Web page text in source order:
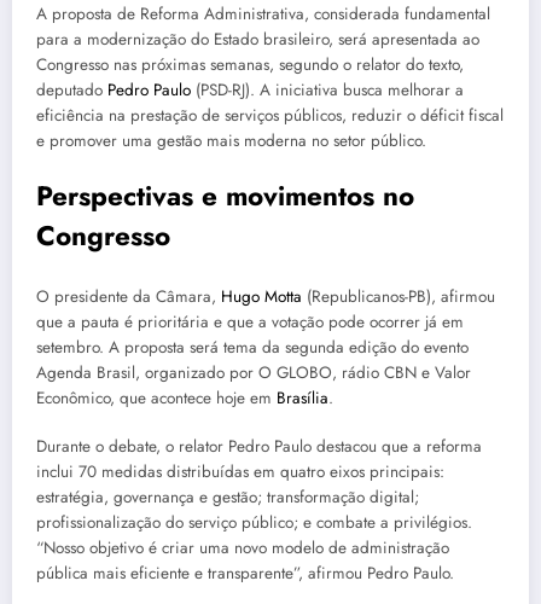
A proposta de Reforma Administrativa, considerada fundamental
para a modernização do Estado brasileiro, será apresentada ao
Congresso nas próximas semanas, segundo o relator do texto,
deputado Pedro Paulo (PSD-RJ). A iniciativa busca melhorar a
eficiência na prestação de serviços públicos, reduzir o déficit fiscal
e promover uma gestão mais moderna no setor público.
Perspectivas e movimentos no
Congresso
O presidente da Câmara, Hugo Motta (Republicanos-PB), afirmou
que a pauta é prioritária e que a votação pode ocorrer já em
setembro. A proposta será tema da segunda edição do evento
Agenda Brasil, organizado por O GLOBO, rádio CBN e Valor
Econômico, que acontece hoje em Brasília.
Durante o debate, o relator Pedro Paulo destacou que a reforma
inclui 70 medidas distribuídas em quatro eixos principais:
estratégia, governança e gestão; transformação digital;
profissionalização do serviço público; e combate a privilégios.
“Nosso objetivo é criar uma novo modelo de administração
pública mais eficiente e transparente”, afirmou Pedro Paulo.